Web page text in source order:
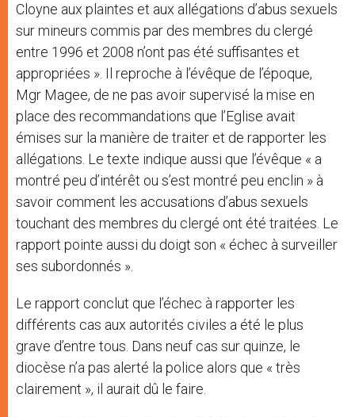
Cloyne aux plaintes et aux allégations d’abus sexuels
sur mineurs commis par des membres du clergé
entre 1996 et 2008 n’ont pas été suffisantes et
appropriées ». Il reproche à l’évêque de l’époque,
Mgr Magee, de ne pas avoir supervisé la mise en
place des recommandations que l’Eglise avait
émises sur la manière de traiter et de rapporter les
allégations. Le texte indique aussi que l’évêque « a
montré peu d’intérêt ou s’est montré peu enclin » à
savoir comment les accusations d’abus sexuels
touchant des membres du clergé ont été traitées. Le
rapport pointe aussi du doigt son « échec à surveiller
ses subordonnés ».
Le rapport conclut que l’échec à rapporter les
différents cas aux autorités civiles a été le plus
grave d’entre tous. Dans neuf cas sur quinze, le
diocèse n’a pas alerté la police alors que « très
clairement », il aurait dû le faire.